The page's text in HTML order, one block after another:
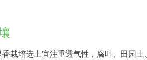
香栽培选土宜注重透气性，腐叶、田园